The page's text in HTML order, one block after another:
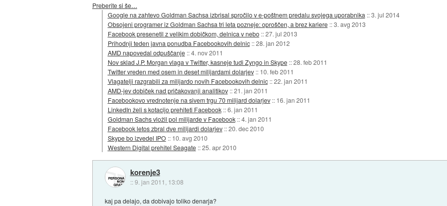
Preberite si še…
Google na zahtevo Goldman Sachsa izbrisal spročilo v e-poštnem predalu svojega uporabnika ::3. jul 2014
Obsojeni programer iz Goldman Sachsa tri leta pozneje: oproščen, a brez kariere ::3. avg 2013
Facebook presenetil z velikim dobičkom, delnica v nebo ::27. jul 2013
Prihodnji teden javna ponudba Facebookovih delnic ::28. jan 2012
AMD napovedal odpuščanje ::4. nov 2011
Nov sklad J.P. Morgan vlaga v Twitter, kasneje tudi Zyngo in Skype ::28. feb 2011
Twitter vreden med osem in deset milijardami dolarjev :: 10. feb 2011
Vlagatelji razgrabili za milijardo novih Facebookovih delnic ::22. jan 2011
AMD-jev dobiček nad pričakovanji analitikov ::21. jan 2011
Facebookovo vrednotenje na sivem trgu 70 milijard dolarjev :: 16. jan 2011
LinkedIn želi s kotacijo prehiteti Facebook ::6. jan 2011
Goldman Sachs vložil pol milijarde v Facebook ::4. jan 2011
Facebook letos zbral dve milijardi dolarjev ::20. dec 2010
Skype bo izvedel IPO :: 10. avg 2010
Western Digital prehitel Seagate ::25. apr 2010
korenje3
::9. jan 2011, 13:08
kaj pa delajo, da dobivajo toliko denarja?